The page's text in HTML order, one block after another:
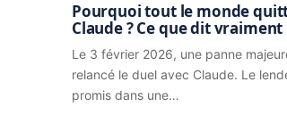
Pourquoi tout le monde
Claude ? Ce que dit
Le 3 février 2026, une panne
relancé le duel avec Claude. Le
promis dans une…